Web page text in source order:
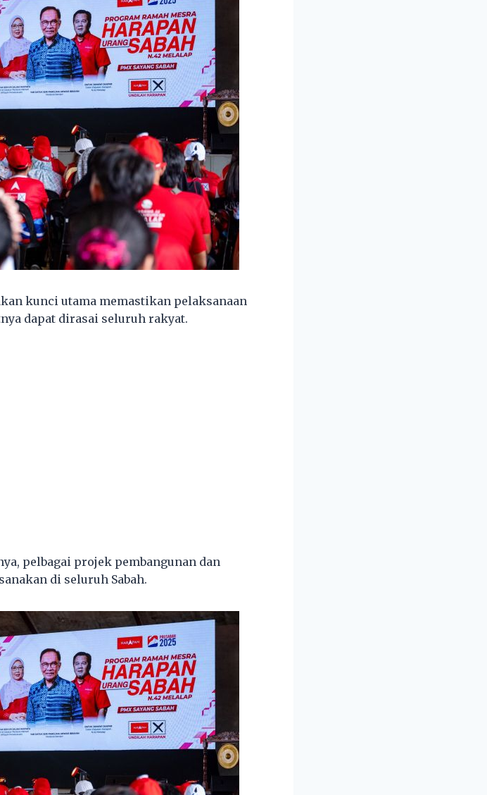
kunci utama memastikan pelaksanaan
dapat dirasai seluruh rakyat.
pelbagai projek pembangunan dan
di seluruh Sabah.